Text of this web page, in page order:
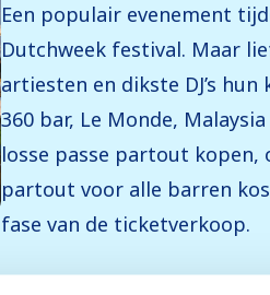
Een populair evenement
Dutchweek festival. Maar
artiesten en dikste DJ’s
360 bar, Le Monde,
losse passe partout kopen,
partout voor alle barren
fase van de ticketverkoop.